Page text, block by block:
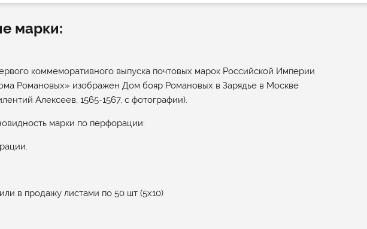
марки:
коммеморативного выпуска почтовых марок Российской Империи
Романовых» изображен Дом бояр Романовых в Зарядье в Москве
Алексеев, 1565-1567, с фотографии).
марки по перфорации:
в продажу листами по 50 шт (5x10)